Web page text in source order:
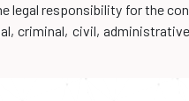
responsibility for the
criminal, civil,